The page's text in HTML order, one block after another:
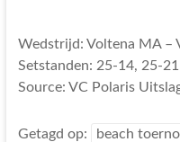
Wedstrijd: Voltena MA –
Setstanden: 25-14, 25-21
Source: VC Polaris
Getagd op: beach